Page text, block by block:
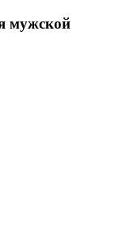
мужской